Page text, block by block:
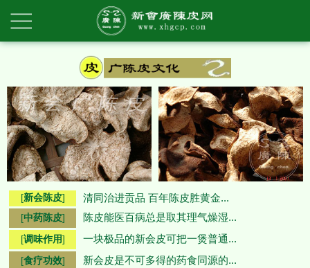
[新会陈皮] 清同治进贡品 百年陈皮胜黄金...
[中药陈皮] 陈皮能医百病总是取其理气燥湿...
[调味作用] 一块极品的新会皮可把一煲普通...
[食疗功效] 新会皮是不可多得的药食同源的...